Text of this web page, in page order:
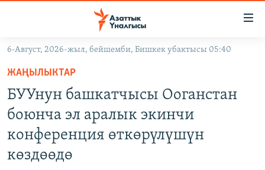
Навигацияга
өтүңүз
Издөөгө
салыңыз
КЫРГЫЗСТАН
КЫРГЫЗСТАН
САЯСАТ
ДҮЙНӨ
ДҮЙНӨ
УКРАИНА
6-Август, 2026-жыл, бейшемби, Бишкек убактысы 05:40
ЖАҢЫЛЫКТАР
БУУнун башкатчысы Ооганстан
боюнча эл аралык экинчи
конференция өткөрүлүшүн
көздөөдө